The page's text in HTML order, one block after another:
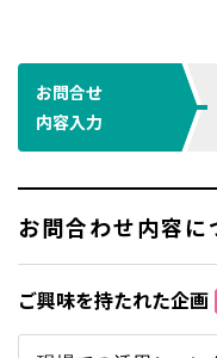
お問合せ
内容⼊⼒
お問合わせ内容に
ご興味を持たれた企画